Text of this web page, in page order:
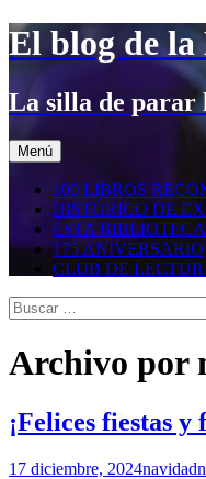
Saltar
al
contenido
El blog de
La silla de parar
Menú
100 LIBROS
HISTÓRICO DE
ESTA
175 ANIVERSARIO
CLUB DE
Buscar:
Archivo por
¡Felices fiestas y
17 diciembre, 2024navidad